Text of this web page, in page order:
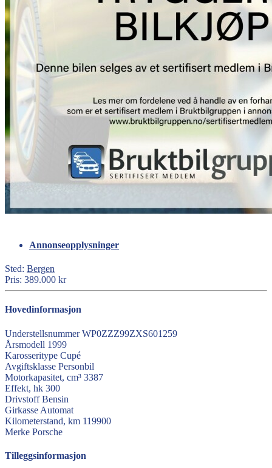
Annonseopplysninger
Sted: Bergen
Pris: 389.000 kr
Hovedinformasjon
Understellsnummer WP0ZZZ99ZXS601259
Årsmodell 1999
Karosseritype Cupé
Avgiftsklasse Personbil
Motorkapasitet, cm³ 3387
Effekt, hk 300
Drivstoff Bensin
Girkasse Automat
Kilometerstand, km 119900
Merke Porsche
Tilleggsinformasjon